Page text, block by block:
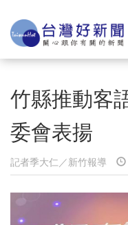
竹縣推動客
委會表揚
記者季大仁／新竹報導